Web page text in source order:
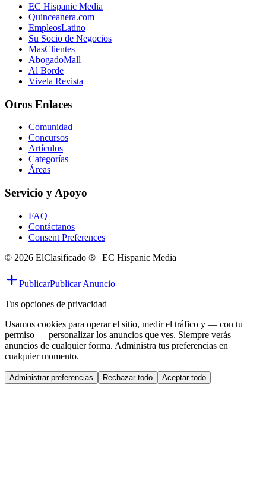
EC Hispanic Media
Quinceanera.com
EmpleosLatino
Su Socio de Negocios
MasClientes
AbogadoMall
Al Borde
Vivela Revista
Otros Enlaces
Comunidad
Concursos
Artículos
Categorías
Áreas
Servicio y Apoyo
FAQ
Contáctanos
Consent Preferences
© 2026 ElClasificado ® | EC Hispanic Media
PublicarPublicar Anuncio
Tus opciones de privacidad
Usamos cookies para operar el sitio, medir el tráfico y — con tu
permiso — personalizar los anuncios que ves. Siempre verás
anuncios de cualquier forma. Administra tus preferencias en
cualquier momento.
Administrar preferencias Rechazar todo Aceptar todo